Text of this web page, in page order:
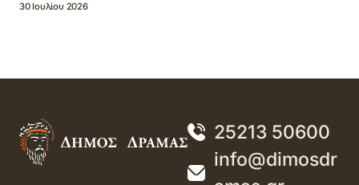
30 Ιουλίου 2026
25213 50600
info@dimosdr